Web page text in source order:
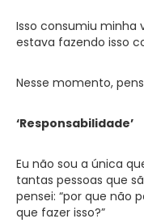
Isso consumiu minha
estava fazendo isso
Nesse momento,
‘Responsabilidade’
Eu não sou a única
tantas pessoas que
pensei: “por que não
que fazer isso?”